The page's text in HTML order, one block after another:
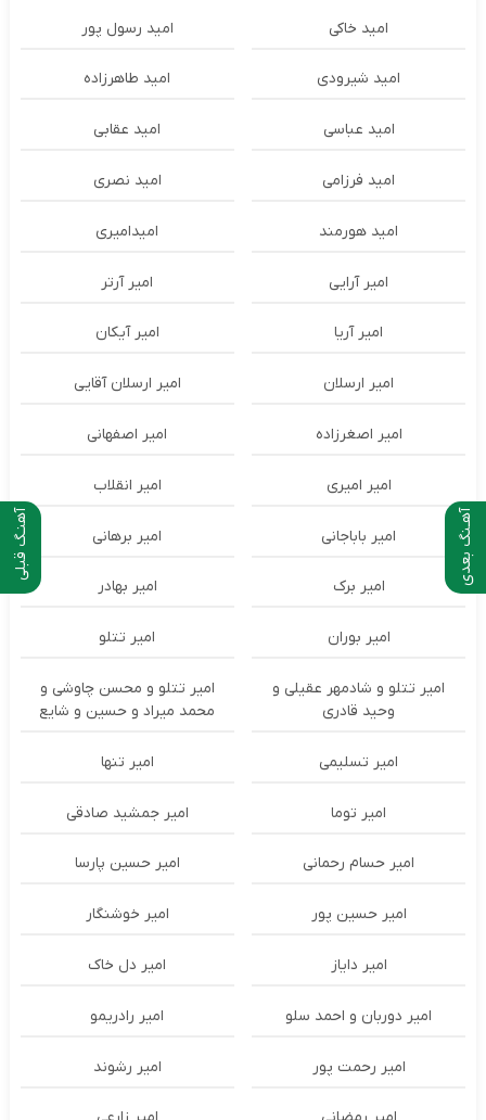
آهنـگ قبلی آهـنگ بعدی
امید خاکی امید رسول پور
امید شیرودی امید طاهرزاده
امید عباسی امید عقابی
امید فرزامی امید نصری
امید هورمند امیدامیری
امیر آرایی امیر آرتر
امیر آریا امیر آیکان
امیر ارسلان امیر ارسلان آقایی
امیر اصغرزاده امیر اصفهانی
امیر امیری امیر انقلاب
امیر باباجانی امیر برهانی
امیر برک امیر بهادر
امیر بوران امیر تتلو
امیر تتلو و شادمهر عقیلی و
وحید قادری
امیر تتلو و محسن چاوشی و
محمد میراد و حسین و شایع
امیر تسلیمی امیر تنها
امیر توما امیر جمشید صادقی
امیر حسام رحمانی امیر حسین پارسا
امیر حسین پور امیر خوشنگار
امیر دایاز امیر دل خاک
امیر دوربان و احمد سلو امیر رادریمو
امیر رحمت پور امیر رشوند